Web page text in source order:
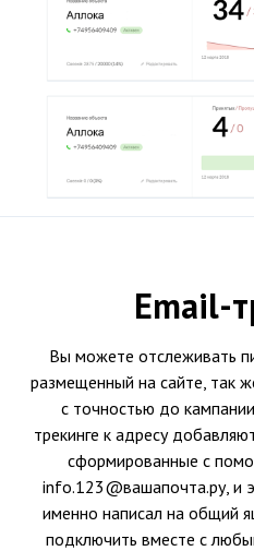
Email-
Вы можете отслеживать
размещенный на сайте, так
с точностью до
трекинге к адресу
сформированные с
info.123@вашапочта.ру, и
именно написал на общий
подключить вместе с